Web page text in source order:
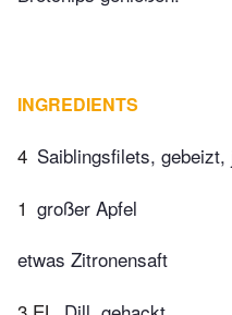
INGREDIENTS
4 Saiblingsfilets,
1 großer Apfel
etwas Zitronensaft